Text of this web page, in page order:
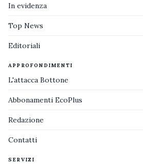
In evidenza
Top News
Editoriali
APPROFONDIMENTI
L'attacca Bottone
Abbonamenti EcoPlus
Redazione
Contatti
SERVIZI